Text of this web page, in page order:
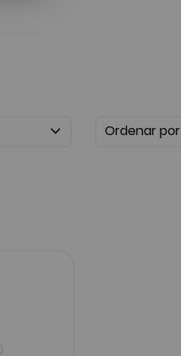
Ordenar por